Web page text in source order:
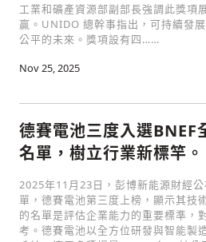
工業和礦產資源部副部長強調此獎項
贏。UNIDO 總幹事指出，可持續發
公平的未來。獎項設有四……
Nov 25, 2025
德賽電池三度入選BNEF
名單，樹立行業新標竿。
2025年11月23日，彭博新能源財經
單，德賽電池第三度上榜，顯示其技
的名單是評估企業能力的重要標準，
考。德賽電池以全方位研發與智能製